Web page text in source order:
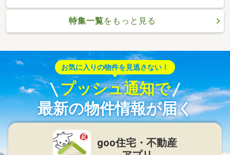
特集一覧をもっと見る
お気に入りの物件を見逃さない！
プッシュ通知で
最新の物件情報が届く
goo住宅・不動産